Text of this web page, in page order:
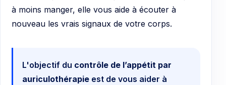
à moins manger, elle vous aide à écouter à
nouveau les vrais signaux de votre corps.
L'objectif du contrôle de l’appétit par
auriculothérapie est de vous aider à